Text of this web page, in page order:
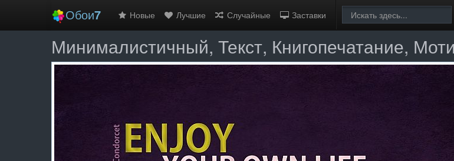
Обои7 Новые Лучшие Случайные Заставки
Минималистичный, Текст, Книгопечатание,